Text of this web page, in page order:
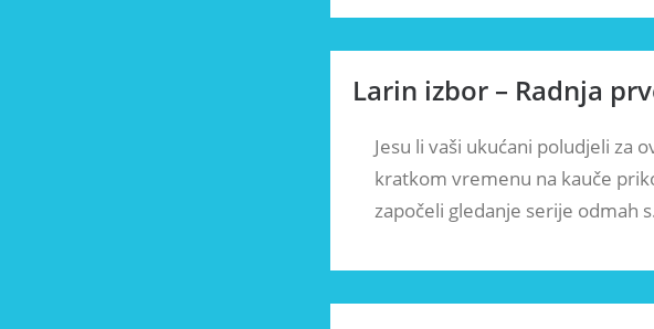
Larin izbor – Radnja
Jesu li vaši ukućani poludjeli za
kratkom vremenu na kauče
započeli gledanje serije odmah